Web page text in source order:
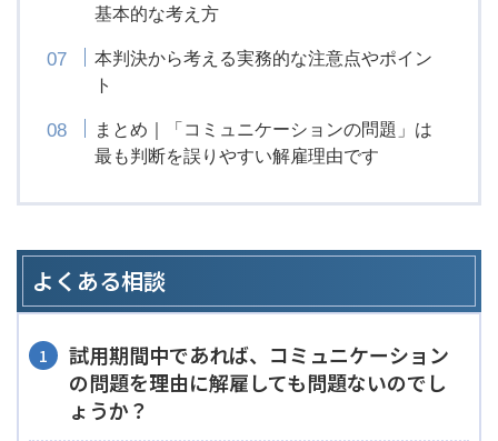
基本的な考え方
本判決から考える実務的な注意点やポイン
ト
まとめ｜「コミュニケーションの問題」は
最も判断を誤りやすい解雇理由です
よくある相談
試用期間中であれば、コミュニケーション
の問題を理由に解雇しても問題ないのでし
ょうか？